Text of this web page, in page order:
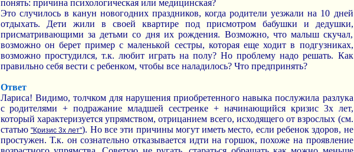
понять: причина психологическая или медицинская?
Это случилось в канун новогодних праздников, когда родители уезжали на 10 дней
отдыхать. Дети жили в своей квартире под присмотром бабушки и дедушки,
присматривающими за детьми со дня их рождения. Возможно, что малыш скучал,
возможно он берет пример с маленькой сестры, которая еще ходит в подгузниках,
возможно простудился, т.к. любит играть на полу? Но проблему надо решать. Как
правильно себя вести с ребенком, чтобы все наладилось? Что предпринять?
Ответ
Лариса! Видимо, толчком для нарушения приобретенного навыка послужила разлука
с родителями + подражание младшей сестренке + начинающийся кризис 3х лет,
который характеризуется упрямством, отрицанием всего, исходящего от взрослых (см.
статью "Кризис 3х лет"). Но все эти причины могут иметь место, если ребенок здоров, не
простужен. Т.к. он сознательно отказывается идти на горшок, похоже на проявление